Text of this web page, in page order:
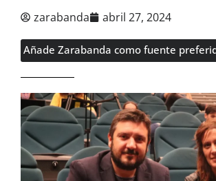
zarabanda abril 27, 2024
Añade Zarabanda como fuente